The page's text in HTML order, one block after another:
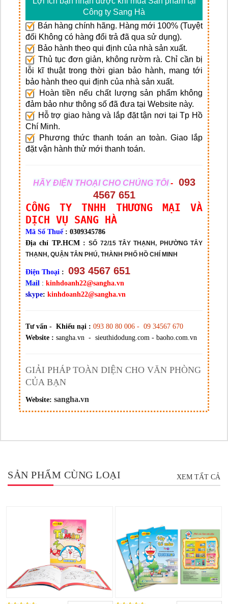
Công ty Sang Hà
Bán hàng chính hãng. Hàng mới 100% (Tuyệt
đối Không có hàng đổi trả đã qua sử dụng).
Bảo hành theo qui định của nhà sản xuất.
Thủ tục đơn giản, không rườm rà. Chỉ cần bị
lỗi kĩ thuật trong thời gian bảo hành, mang tới
bảo hành theo qui định của nhà sản xuất.
Hoàn tiền nếu chất lượng sản phẩm không
đảm bảo như thông số đã đưa tại Website này.
Hỗ trợ giao hàng và lắp đặt tận nơi tại Tp Hồ
Chí Minh.
Phương thức thanh toán an toàn. Giao lắp
đặt vận hành thử mới thanh toán.
HÃY ĐIỆN THOẠI CHO CHÚNG TÔI -
093
4567 651
CÔNG TY TNHH THƯƠNG MẠI VÀ
DỊCH VỤ SANG HÀ
Mã Số Thuế : 0309345786
Địa chỉ TP.HCM : SỐ 72/15 TÂY THẠNH, PHƯỜNG TÂY
THẠNH, QUẬN TÂN PHÚ, THÀNH PHỐ HỒ CHÍ MINH
Điện Thoại : 093 4567 651
Mail : kinhdoanh22@sangha.vn
skype: kinhdoanh22@sangha.vn
Tư vấn - Khiếu nại : 093 80 80 006 - 09 34567 670
Website : sangha.vn - sieuthidodung.com - baoho.com.vn
GIẢI PHÁP TOÀN DIỆN CHO VĂN PHÒNG
CỦA BẠN
Website: sangha.vn
SẢN PHẨM CÙNG LOẠI XEM TẤT CẢ